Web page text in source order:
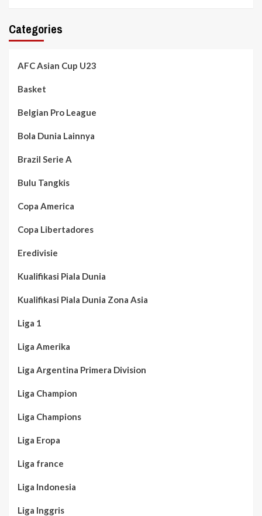
Categories
AFC Asian Cup U23
Basket
Belgian Pro League
Bola Dunia Lainnya
Brazil Serie A
Bulu Tangkis
Copa America
Copa Libertadores
Eredivisie
Kualifikasi Piala Dunia
Kualifikasi Piala Dunia Zona Asia
Liga 1
Liga Amerika
Liga Argentina Primera Division
Liga Champion
Liga Champions
Liga Eropa
Liga france
Liga Indonesia
Liga Inggris